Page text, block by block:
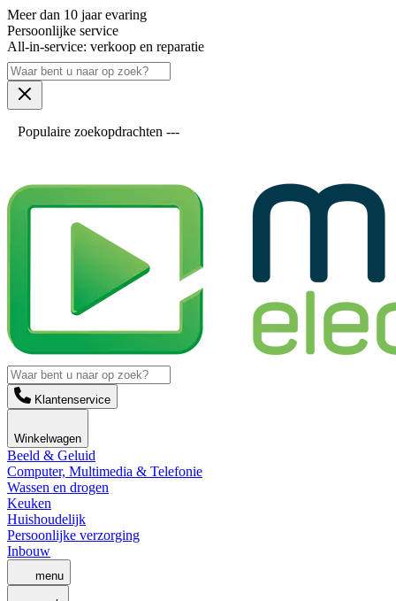
Meer dan 10 jaar evaring
Persoonlijke service
All-in-service: verkoop en reparatie
Populaire zoekopdrachten ---
Klantenservice
Winkelwagen
Beeld & Geluid
Computer, Multimedia & Telefonie
Wassen en drogen
Keuken
Huishoudelijk
Persoonlijke verzorging
Inbouw
menu